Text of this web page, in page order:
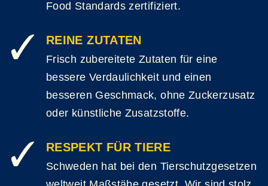
Food Standards zertifiziert.
REINE ZUTATEN
Frisch zubereitete Zutaten für eine
bessere Verdaulichkeit und einen
besseren Geschmack, ohne Zuckerzusatz
oder künstliche Zusatzstoffe.
RESPEKT FÜR TIERE
Schweden hat bei den Tierschutzgesetzen